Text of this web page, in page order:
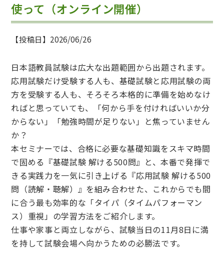
教師用参考書
使って（オンライン開催）
【投稿日】2026/06/26
日本語教員試験は広大な出題範囲から出題されます。
応用試験だけ受験する人も、基礎試験と応用試験の両
方を受験する人も、そろそろ本格的に準備を始めなけ
ればと思っていても、「何から手を付ければいいか分
からない」「勉強時間が足りない」と焦っていません
か？
本セミナーでは、合格に必要な基礎知識をスキマ時間
で固める『基礎試験 解ける500問』と、本番で発揮で
きる実践力を一気に引き上げる『応用試験 解ける500
問（読解・聴解）』を組み合わせた、これからでも間
に合う最も効率的な「タイパ（タイムパフォーマン
ス）重視」の学習方法をご紹介します。
仕事や家事と両立しながら、試験当日の11月8日に満
を持して試験会場へ向かうための必勝法です。